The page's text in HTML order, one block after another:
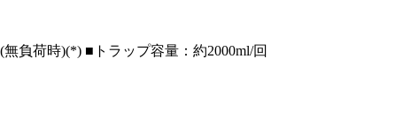
負荷時)(*) ■トラップ容量：約2000ml/回